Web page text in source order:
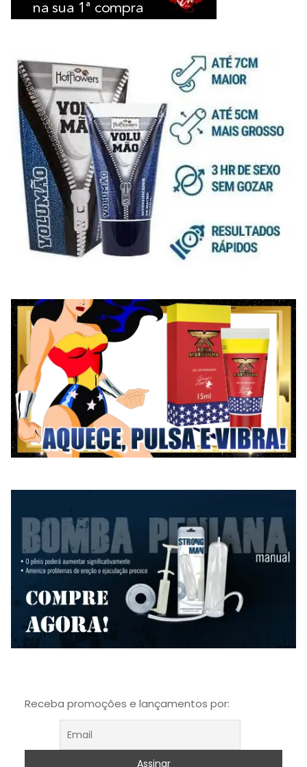
Receba promoções e lançamentos por: